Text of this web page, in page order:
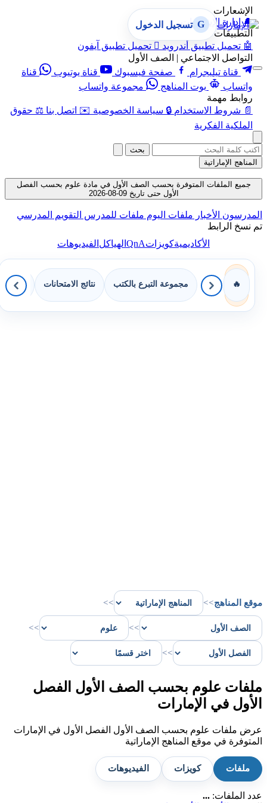
الإشعارات
🔔 إدارة الإشعارات
التطبيقات
🤖 تحميل تطبيق أندرويد  تحميل تطبيق آيفون
التواصل الاجتماعي | الصف الأول
قناة تيليجرام
صفحة فيسبوك قناة يوتيوب
قناة
واتساب
بوت المناهج
مجموعة واتساب
روابط مهمة
📄 شروط الاستخدام 🔒 سياسة الخصوصية ✉️ اتصل بنا ⚖️ حقوق
الملكية الفكرية
G تسجيل الدخول
بحث
المناهج الإماراتية
جميع الملفات المتوفرة بحسب الصف الأول في مادة علوم بحسب الفصل
الأول حتى تاريخ 09-08-2026
المدرسون الأخبار ملفات اليوم ملفات للمدرس التقويم المدرسي
تم نسخ الرابط
الأكاديميةكويزاتQnAالهياكلالفيديوهات
🔥 مجموعة التبرع بالكتب نتائج الامتحانات
موقع المناهج>>
>>
>>
>>
>>
ملفات علوم بحسب الصف الأول الفصل
الأول في الإمارات
عرض ملفات علوم بحسب الصف الأول الفصل الأول في الإمارات
المتوفرة في موقع المناهج الإماراتية
ملفات كويزات الفيديوهات
عدد الملفات: ...